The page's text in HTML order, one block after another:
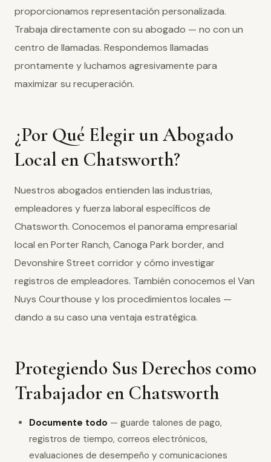
proporcionamos representación personalizada.
Trabaja directamente con su abogado — no con un
centro de llamadas. Respondemos llamadas
prontamente y luchamos agresivamente para
maximizar su recuperación.
¿Por Qué Elegir un Abogado
Local en Chatsworth?
Nuestros abogados entienden las industrias,
empleadores y fuerza laboral específicos de
Chatsworth. Conocemos el panorama empresarial
local en Porter Ranch, Canoga Park border, and
Devonshire Street corridor y cómo investigar
registros de empleadores. También conocemos el Van
Nuys Courthouse y los procedimientos locales —
dando a su caso una ventaja estratégica.
Protegiendo Sus Derechos como
Trabajador en Chatsworth
Documente todo — guarde talones de pago,
registros de tiempo, correos electrónicos,
evaluaciones de desempeño y comunicaciones